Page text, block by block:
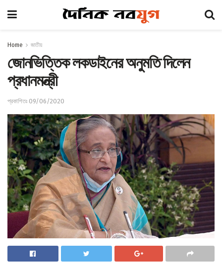
Home জাতীয়
জোনভিত্তিক লকডাইনের অনুমতি দিলেন
প্রধানমন্ত্রী
প্রকাশিতঃ 09/06/2020